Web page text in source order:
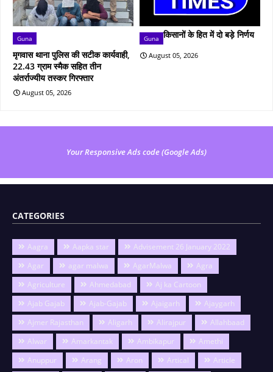
Guna
मृगवास थाना पुलिस की सटीक कार्यवाही,
22.43 ग्राम स्मैक सहित तीन
अंतर्राज्यीय तस्कर गिरफ्तार
August 05, 2026
Guna किसानों के हित में दो बड़े निर्णय
August 05, 2026
Your Responsive Ads code (Google Ads)
CATEGORIES
Aagra Aapka star
Advisement 26 January 2022
Agar
agar malwa AgarMalwa
Agra
Agriculture
Ahmedabad
Aj ka Cartoon
Ajab Gajab
Ajab-Gajab Ajaigarh
Ajaygarh
Ajmer Rajasthan
Aligarh Alirajpur
Allahbaad
Alwar
Amarkantak Ambikapur
Amethi
Anuppur
Arang Aron Artical
Article